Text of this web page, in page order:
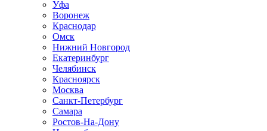
Уфа
Воронеж
Краснодар
Омск
Нижний Новгород
Екатеринбург
Челябинск
Красноярск
Москва
Санкт-Петербург
Самара
Ростов-На-Дону